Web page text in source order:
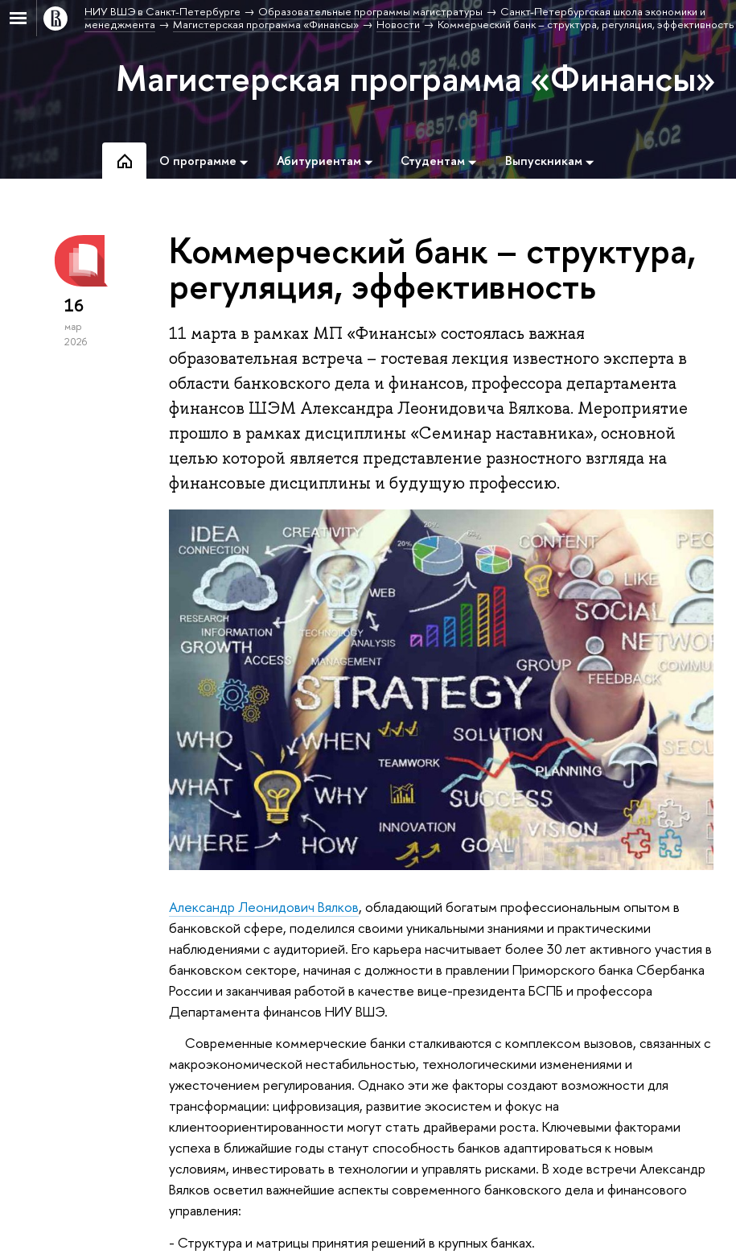
НИУ ВШЭ в Санкт-Петербурге Образовательные программы магистратуры
Санкт-Петербургская школа экономики и
менеджмента
Магистерская программа «Финансы» Новости Коммерческий банк – структура, регуляция, эффективность
Магистерская программа «Финансы»
О программе Абитуриентам Студентам Выпускникам
16
мар
2026
Коммерческий банк – структура,
регуляция, эффективность
11 марта в рамках МП «Финансы» состоялась важная
образовательная встреча – гостевая лекция известного эксперта в
области банковского дела и финансов, профессора департамента
финансов ШЭМ Александра Леонидовича Вялкова. Мероприятие
прошло в рамках дисциплины «Семинар наставника», основной
целью которой является представление разностного взгляда на
финансовые дисциплины и будущую профессию.
Александр Леонидович Вялков, обладающий богатым профессиональным опытом в
банковской сфере, поделился своими уникальными знаниями и практическими
наблюдениями с аудиторией. Его карьера насчитывает более 30 лет активного участия в
банковском секторе, начиная с должности в правлении Приморского банка Сбербанка
России и заканчивая работой в качестве вице-президента БСПБ и профессора
Департамента финансов НИУ ВШЭ.
Современные коммерческие банки сталкиваются с комплексом вызовов, связанных с
макроэкономической нестабильностью, технологическими изменениями и
ужесточением регулирования. Однако эти же факторы создают возможности для
трансформации: цифровизация, развитие экосистем и фокус на
клиентоориентированности могут стать драйверами роста. Ключевыми факторами
успеха в ближайшие годы станут способность банков адаптироваться к новым
условиям, инвестировать в технологии и управлять рисками. В ходе встречи Александр
Вялков осветил важнейшие аспекты современного банковского дела и финансового
управления:
- Структура и матрицы принятия решений в крупных банках.